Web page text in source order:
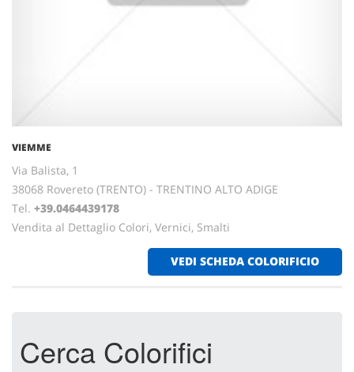
VIEMME
Via Balista, 1
38068 Rovereto (TRENTO) - TRENTINO ALTO ADIGE
Tel. +39.0464439178
Vendita al Dettaglio Colori, Vernici, Smalti
VEDI SCHEDA COLORIFICIO
Cerca Colorifici